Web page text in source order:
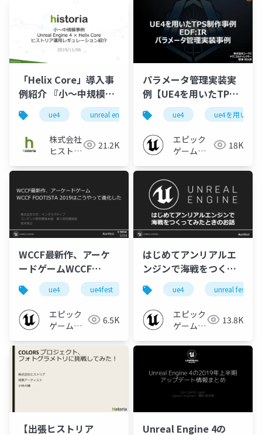
「Helix Core」導入事
例紹介 『小～中規模事
例 "Unreal Engine 4
× Helix Core ヒストリ
ア運用レギュレーショ
ン紹介"』
ue4 unreal engine historia unreal engine
株式会社
ヒストリ
21.2K
パラメータ管理実装実
例【UE4を用いたTPS
制作事例 EDF:IR
2019】
ue4 ue4を用いた
エピック
ゲームズ
18K
WCCF最新作、アーケ
ードゲームWCCF
FOOTISTA 2019はこう
やって進化した
【UNREAL FEST EAST
2019】
ue4 ue4fest unreal fest east 2019 ue-bp
エピック
ゲームズ
6.5K
はじめてアンリアルエ
ンジンで海戦をつくっ
てみたときのお話
【UNREAL FEST EAST
2019】
ue4 unreal fest
エピック
ゲームズ
13.8K
【出張ヒストリア Unreal Engine 4の